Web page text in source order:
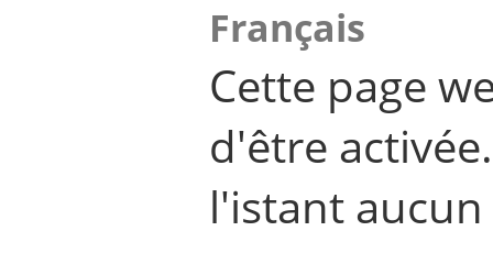
Français
Cette page
d'être
l'istant